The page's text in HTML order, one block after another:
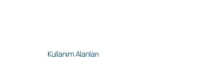
Kullanım Alanları